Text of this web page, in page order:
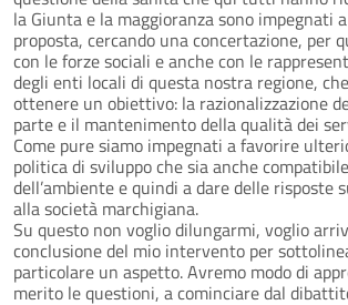
la Giunta e la maggioranza sono impegnati
proposta, cercando una concertazione, per
con le forze sociali e anche con le
degli enti locali di questa nostra regione,
ottenere un obiettivo: la razionalizzazione
parte e il mantenimento della qualità dei
Come pure siamo impegnati a favorire
politica di sviluppo che sia anche
dell’ambiente e quindi a dare delle
alla società marchigiana.
Su questo non voglio dilungarmi, voglio
conclusione del mio intervento per
particolare un aspetto. Avremo modo di
merito le questioni, a cominciare dal